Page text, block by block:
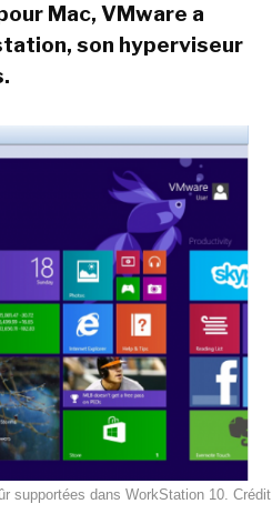
Mac, VMware a
son hyperviseur
supportées dans WorkStation 10. Crédit